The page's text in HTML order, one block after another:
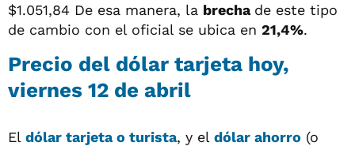
$1.051,84 De esa manera, la brecha de este tipo
de cambio con el oficial se ubica en 21,4%.
Precio del dólar tarjeta hoy,
viernes 12 de abril
El dólar tarjeta o turista, y el dólar ahorro (o